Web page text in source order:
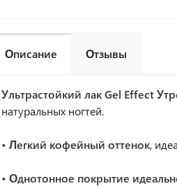
Описание Отзывы
Ультрастойкий лак Gel Effect
натуральных ногтей.
• Легкий кофейный оттенок,
• Однотонное покрытие